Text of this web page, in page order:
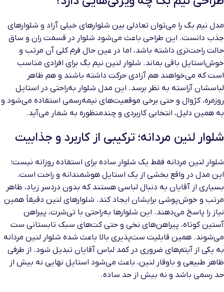
مدل نیم بگ را می‌توان تعادلی بین شلوارهای خیلی آزاد و شلوارهای
جذب دانست. این طراحی باعث می‌شود شلوار در قسمت ران و ساق
حالت راحت‌تری داشته باشد، اما در عین حال فرم کلی آن مرتب و
خوش‌استایل باقی بماند. شلوار لنین نیم بگ برای افرادی مناسب
است که می‌خواهند هم آزادی حرکت داشته باشند و هم ظاهر
لباسشان آراسته به نظر برسد. این مدل شلوار به‌راحتی در استایل
روزمره، کژوال و حتی برخی موقعیت‌های نیمه‌رسمی استفاده می‌شود و
به همین دلیل، انتخابی کاربردی و چندمنظوره به شمار می‌آید.
شلوار لنین مردانه؛ ترکیبی از کاربرد و جذابیت
شلوار لنین مردانه فقط یک شلوار ساده برای استفاده روزانه نیست؛
این مدل در واقع بخشی از یک استایل هوشمندانه و راحت است.
بسیاری از آقایان به دنبال لباسی هستند که بدون دردسر زیاد، ظاهر
مرتب و خوش‌پوشی برایشان ایجاد کند. شلوارهای لنین دقیقاً همین
نیاز را پاسخ می‌دهند. این شلوارها به‌راحتی با تی‌شرت، پیراهن
آستین کوتاه، پیراهن‌های نخی و حتی کت‌های سبک تابستانی ست
می‌شوند. همین قابلیت ست‌پذیری بالا باعث شده شلوار لنین مردانه
به یکی از آیتم‌های ضروری در کمد لباس آقایان تبدیل شود. از طرفی
ظاهر طبیعی و باوقار لنین، باعث می‌شود استایل نهایی نه بیش از
حد رسمی باشد و نه بیش از حد ساده.